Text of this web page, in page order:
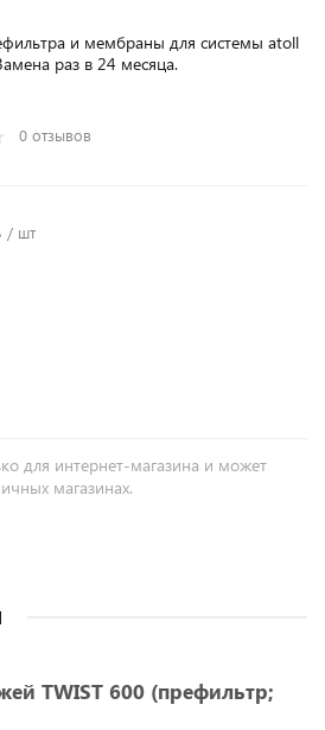
и мембраны для системы atoll
раз в 24 месяца.
0 отзывов
/ шт
для интернет-магазина и может
магазинах.
TWIST 600 (префильтр;